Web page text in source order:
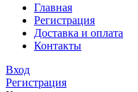
Главная
Регистрация
Доставка и оплата
Контакты
Вход
Регистрация